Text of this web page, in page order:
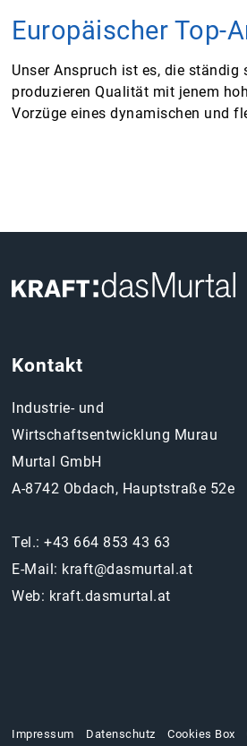
Europäischer Top-
Unser Anspruch ist es, die
produzieren Qualität mit jenem
Vorzüge eines dynamischen und
Kontakt
Industrie- und
Wirtschaftsentwicklung Murau
Murtal GmbH
A-8742 Obdach, Hauptstraße 52e
Tel.:+43 664 853 43 63
E-Mail: kraft@dasmurtal.at
Web: kraft.dasmurtal.at
Impressum Datenschutz Cookies Box